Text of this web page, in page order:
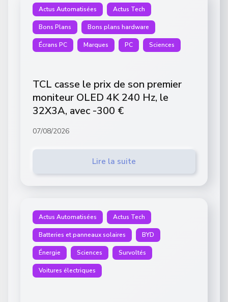
Actus Automatisées Actus Tech
Bons Plans Bons plans hardware
Écrans PC Marques PC Sciences
TCL casse le prix de son premier
moniteur OLED 4K 240 Hz, le
32X3A, avec -300 €
07/08/2026
Lire la suite
Actus Automatisées Actus Tech
Batteries et panneaux solaires BYD
Énergie Sciences Survoltés
Voitures électriques